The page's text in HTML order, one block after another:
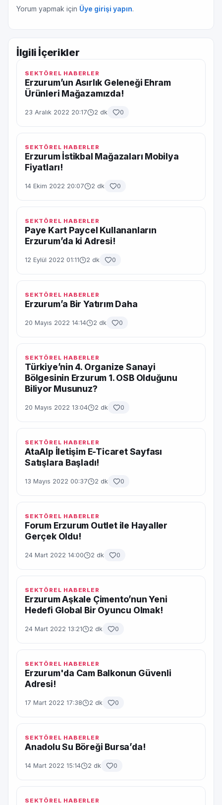
Yorum yapmak için Üye girişi yapın.
İlgili İçerikler
SEKTÖREL HABERLER
Erzurum’un Asırlık Geleneği Ehram
Ürünleri Mağazamızda!
23 Aralık 2022 20:17 2 dk 0
SEKTÖREL HABERLER
Erzurum İstikbal Mağazaları Mobilya
Fiyatları!
14 Ekim 2022 20:07 2 dk 0
SEKTÖREL HABERLER
Paye Kart Paycel Kullananların
Erzurum’da ki Adresi!
12 Eylül 2022 01:11 2 dk 0
SEKTÖREL HABERLER
Erzurum’a Bir Yatırım Daha
20 Mayıs 2022 14:14 2 dk 0
SEKTÖREL HABERLER
Türkiye’nin 4. Organize Sanayi
Bölgesinin Erzurum 1. OSB Olduğunu
Biliyor Musunuz?
20 Mayıs 2022 13:04 2 dk 0
SEKTÖREL HABERLER
AtaAlp İletişim E-Ticaret Sayfası
Satışlara Başladı!
13 Mayıs 2022 00:37 2 dk 0
SEKTÖREL HABERLER
Forum Erzurum Outlet ile Hayaller
Gerçek Oldu!
24 Mart 2022 14:00 2 dk 0
SEKTÖREL HABERLER
Erzurum Aşkale Çimento’nun Yeni
Hedefi Global Bir Oyuncu Olmak!
24 Mart 2022 13:21 2 dk 0
SEKTÖREL HABERLER
Erzurum'da Cam Balkonun Güvenli
Adresi!
17 Mart 2022 17:38 2 dk 0
SEKTÖREL HABERLER
Anadolu Su Böreği Bursa’da!
14 Mart 2022 15:14 2 dk 0
SEKTÖREL HABERLER